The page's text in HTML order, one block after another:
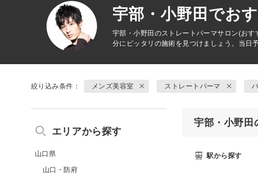
宇部・小野田でお
宇部・小野田のストレートパーマサロン(おす
分にピッタリの施術を見つけましょう。当日
絞り込み条件： メンズ美容室 ストレートパーマ
宇部・小野田
駅から探す
エリアから探す
山口県
山口・防府